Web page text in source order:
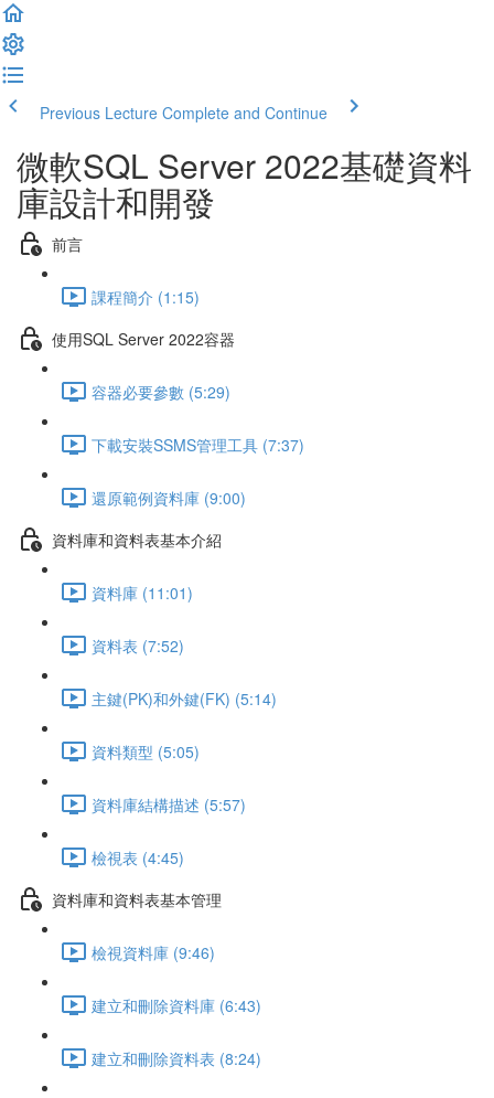
Previous Lecture Complete and Continue
微軟SQL Server 2022基礎資料
庫設計和開發
前言
課程簡介 (1:15)
使用SQL Server 2022容器
容器必要參數 (5:29)
下載安裝SSMS管理工具 (7:37)
還原範例資料庫 (9:00)
資料庫和資料表基本介紹
資料庫 (11:01)
資料表 (7:52)
主鍵(PK)和外鍵(FK) (5:14)
資料類型 (5:05)
資料庫結構描述 (5:57)
檢視表 (4:45)
資料庫和資料表基本管理
檢視資料庫 (9:46)
建立和刪除資料庫 (6:43)
建立和刪除資料表 (8:24)